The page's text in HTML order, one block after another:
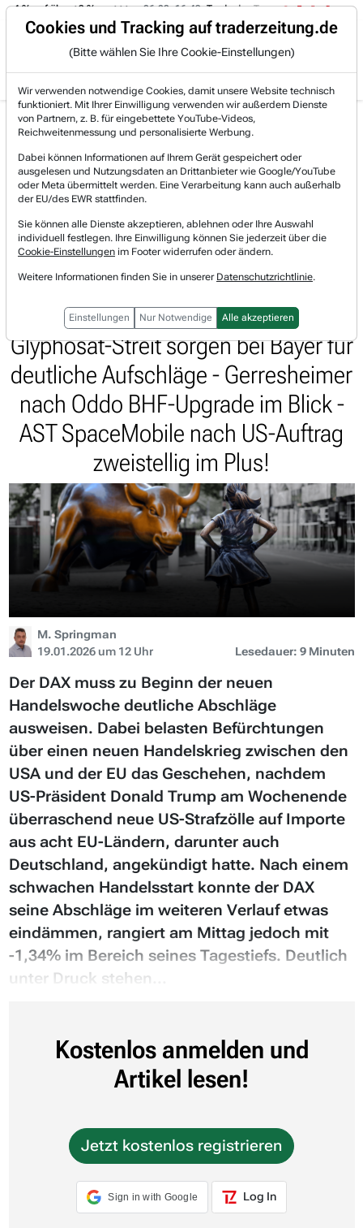
Trading-Room
% auf über +3 %. 06.08. 16:49 Trade des Tages 06.08.
Gratis Account Login
Jetzt registrieren und gratis Artikel lesen.
Bereits bei TraderFox registriert? Jetzt anmelden!
Home Marktberichte
Mittags Briefing
Zollsorgen schicken DAX zu Wochenbeginn auf Talfah...
Zollsorgen schicken DAX zu
Wochenbeginn auf Talfahrt - BMW
nach Morgan Stanley-Downgrade
deutlich unter Druck - Hoffnung im
Glyphosat-Streit sorgen bei Bayer für
deutliche Aufschläge - Gerresheimer
nach Oddo BHF-Upgrade im Blick -
AST SpaceMobile nach US-Auftrag
zweistellig im Plus!
M. Springman
19.01.2026 um 12 Uhr
Lesedauer: 9 Minuten
Der DAX muss zu Beginn der neuen
Handelswoche deutliche Abschläge
ausweisen. Dabei belasten Befürchtungen
über einen neuen Handelskrieg zwischen den
USA und der EU das Geschehen, nachdem
US-Präsident Donald Trump am Wochenende
überraschend neue US-Strafzölle auf Importe
aus acht EU-Ländern, darunter auch
Deutschland, angekündigt hatte. Nach einem
schwachen Handelsstart konnte der DAX
seine Abschläge im weiteren Verlauf etwas
eindämmen, rangiert am Mittag jedoch mit
-1,34% im Bereich seines Tagestiefs. Deutlich
unter Druck stehen...
Kostenlos anmelden und
Artikel lesen!
Jetzt kostenlos registrieren
Sign in with Google Log In
Cookies und Tracking auf traderzeitung.de
(Bitte wählen Sie Ihre Cookie-Einstellungen)
Wir verwenden notwendige Cookies, damit unsere Website technisch
funktioniert. Mit Ihrer Einwilligung verwenden wir außerdem Dienste
von Partnern, z. B. für eingebettete YouTube-Videos,
Reichweitenmessung und personalisierte Werbung.
Dabei können Informationen auf Ihrem Gerät gespeichert oder
ausgelesen und Nutzungsdaten an Drittanbieter wie Google/YouTube
oder Meta übermittelt werden. Eine Verarbeitung kann auch außerhalb
der EU/des EWR stattfinden.
Sie können alle Dienste akzeptieren, ablehnen oder Ihre Auswahl
individuell festlegen. Ihre Einwilligung können Sie jederzeit über die
Cookie-Einstellungen im Footer widerrufen oder ändern.
Weitere Informationen finden Sie in unserer Datenschutzrichtlinie.
Einstellungen Nur Notwendige Alle akzeptieren